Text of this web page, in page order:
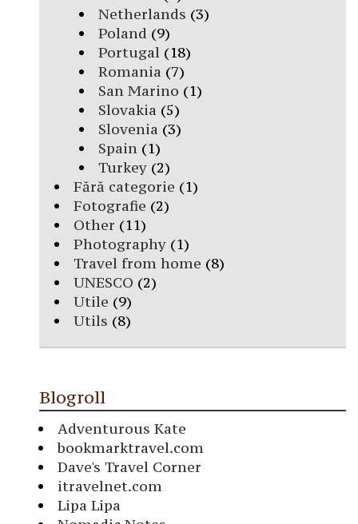
Netherlands (3)
Poland (9)
Portugal(18)
Romania (7)
San Marino (1)
Slovakia (5)
Slovenia (3)
Spain(1)
Turkey(2)
Fără categorie (1)
Fotografie (2)
Other (11)
Photography (1)
Travel from home (8)
UNESCO (2)
Utile (9)
Utils (8)
Blogroll
Adventurous Kate
bookmarktravel.com
Dave's Travel Corner
itravelnet.com
Lipa Lipa